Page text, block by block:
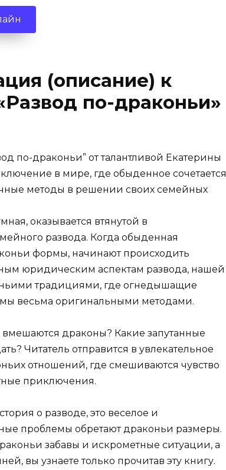
(описание) к
по-драконьи»
по-драконьи” от талантливой Екатерины
в мире, где обыденное сочетается
методы в решении своих семейных
оказывается втянутой в
развода. Когда обыденная
формы, начинают происходить
юридическим аспектам развода, нашей
традициями, где огнедышащие
весьма оригинальными методами.
драконы? Какие запутанные
Читатель отправится в увлекательное
отношений, где смешиваются чувство
приключения.
о разводе, это веселое и
проблемы обретают драконьи размеры.
забавы и искрометные ситуации, а
вы узнаете только прочитав эту книгу.